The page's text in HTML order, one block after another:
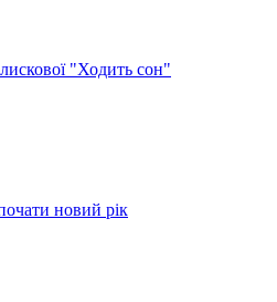
"Ходить сон"
новий рік